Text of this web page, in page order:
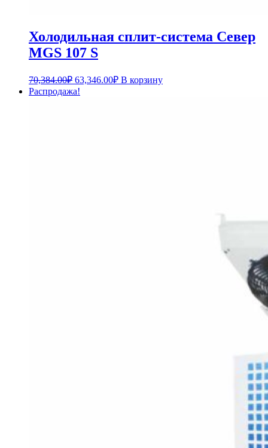
Холодильная сплит-система Север
MGS 107 S
70,384.00₽ 63,346.00₽ В корзину
Распродажа!